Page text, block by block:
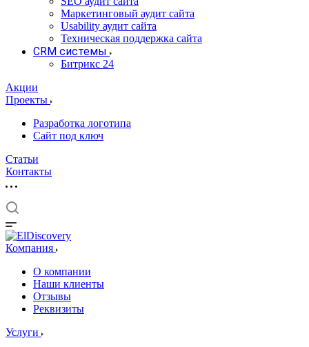
Маркетинговый аудит сайта
Usability аудит сайта
Техническая поддержка сайта
CRM системы
Битрикс 24
Акции
Проекты
Разработка логотипа
Сайт под ключ
Статьи
Контакты
Компания
О компании
Наши клиенты
Отзывы
Реквизиты
Услуги